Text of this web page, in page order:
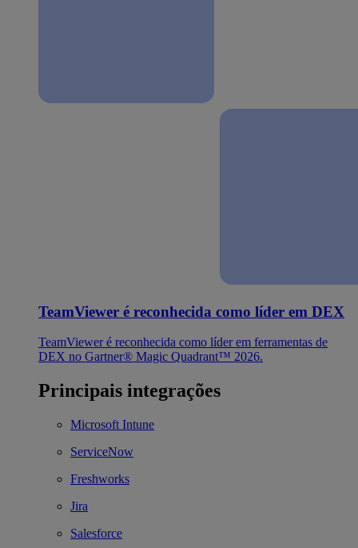
TeamViewer é reconhecida como líder em DEX
TeamViewer é reconhecida como líder em ferramentas de
DEX no Gartner® Magic Quadrant™ 2026.
Principais integrações
Microsoft Intune
ServiceNow
Freshworks
Jira
Salesforce